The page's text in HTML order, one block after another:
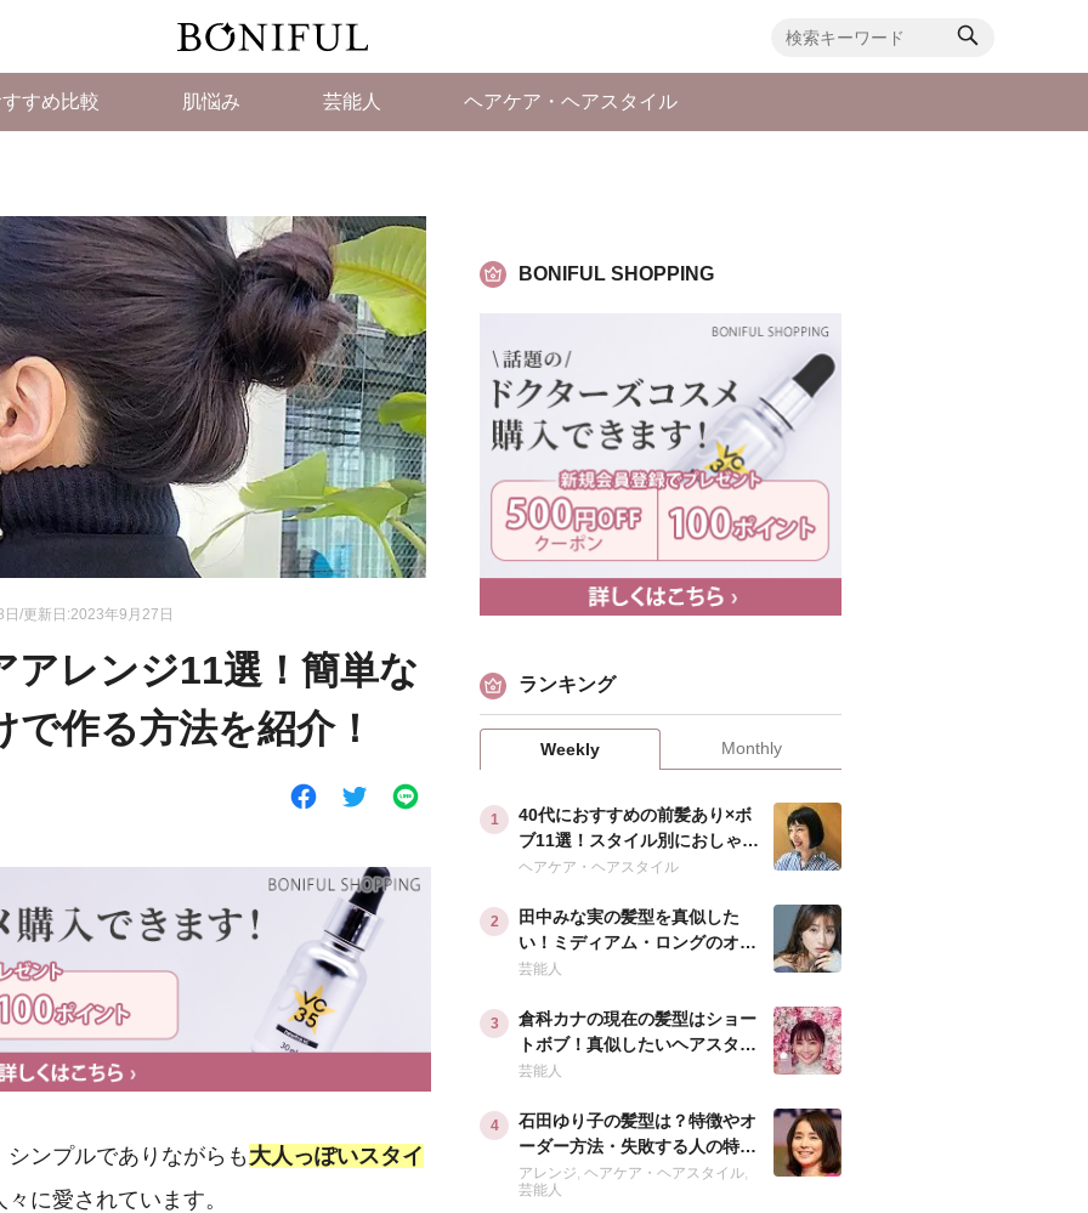
すめ比較 肌悩み 芸能人 ヘアケア・ヘアスタイル
/更新日:2023年9月27日
アレンジ11選！簡単な
作る方法を紹介！
ンプルでありながらも 大人っぽいスタイ
に愛されています。
BONIFUL SHOPPING
ランキング
Weekly Monthly
40代におすすめの前髪あり×ボ
ブ11選！スタイル別におしゃれ
な髪型を紹介！
ヘアケア・ヘアスタイル
田中みな実の髪型を真似した
い！ミディアム・ロングのオー
ダー方法は？
芸能人
倉科カナの現在の髪型はショー
トボブ！真似したいヘアスタイ
ルやオーダー方法は？
芸能人
石田ゆり子の髪型は？特徴やオ
ーダー方法・失敗する人の特徴
も紹介
アレンジ ヘアケア・ヘアスタイル
芸能人